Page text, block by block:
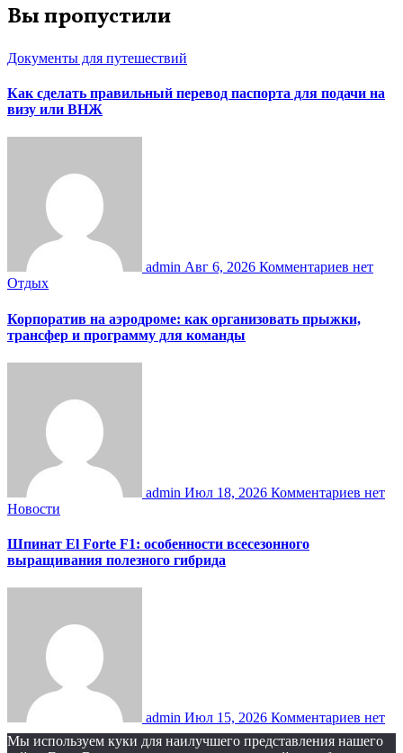
Вы пропустили
Документы для путешествий
Как сделать правильный перевод паспорта для подачи на
визу или ВНЖ
admin Авг 6, 2026 Комментариев нет
Отдых
Корпоратив на аэродроме: как организовать прыжки,
трансфер и программу для команды
admin Июл 18, 2026 Комментариев нет
Новости
Шпинат El Forte F1: особенности всесезонного
выращивания полезного гибрида
admin Июл 15, 2026 Комментариев нет
Мы используем куки для наилучшего представления нашего